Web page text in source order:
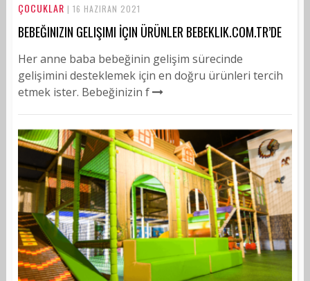
ÇOCUKLAR | 16 HAZIRAN 2021
BEBEĞINIZIN GELIŞIMI İÇIN ÜRÜNLER BEBEKLIK.COM.TR’DE
Her anne baba bebeğinin gelişim sürecinde
gelişimini desteklemek için en doğru ürünleri tercih
etmek ister. Bebeğinizin f